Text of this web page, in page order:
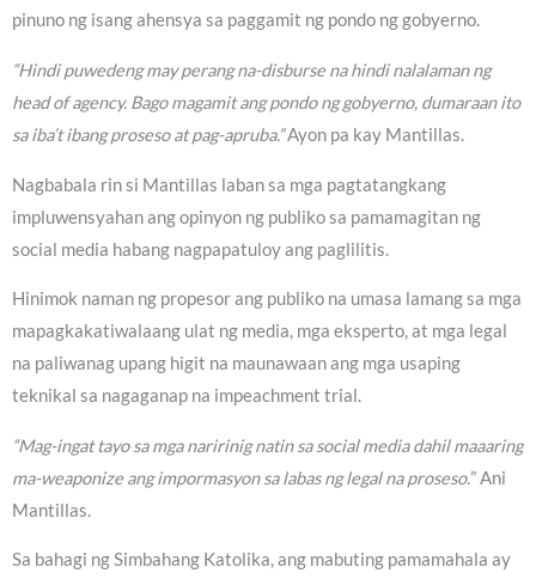
pinuno ng isang ahensya sa paggamit ng pondo ng gobyerno.
“Hindi puwedeng may perang na-disburse na hindi nalalaman ng
head of agency. Bago magamit ang pondo ng gobyerno, dumaraan ito
sa iba’t ibang proseso at pag-apruba.”Ayon pa kay Mantillas.
Nagbabala rin si Mantillas laban sa mga pagtatangkang
impluwensyahan ang opinyon ng publiko sa pamamagitan ng
social media habang nagpapatuloy ang paglilitis.
Hinimok naman ng propesor ang publiko na umasa lamang sa mga
mapagkakatiwalaang ulat ng media, mga eksperto, at mga legal
na paliwanag upang higit na maunawaan ang mga usaping
teknikal sa nagaganap na impeachment trial.
“Mag-ingat tayo sa mga naririnig natin sa social media dahil maaaring
ma-weaponize ang impormasyon sa labas ng legal na proseso.” Ani
Mantillas.
Sa bahagi ng Simbahang Katolika, ang mabuting pamamahala ay